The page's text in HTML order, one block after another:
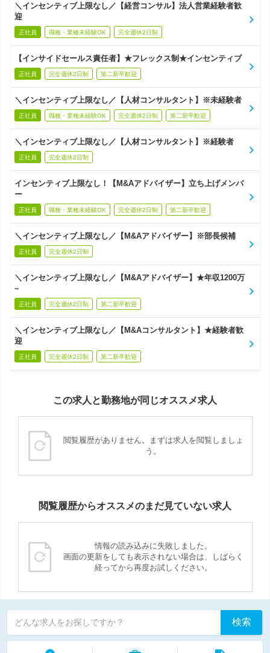
＼インセンティブ上限なし／【経営コンサル】法人営業経験者歓
迎
正社員 職種・業種未経験OK 完全週休2日制
【インサイドセールス責任者】★フレックス制★インセンティブ
正社員 完全週休2日制 第二新卒歓迎
＼インセンティブ上限なし／【人材コンサルタント】※未経験者
正社員 職種・業種未経験OK 完全週休2日制 第二新卒歓迎
＼インセンティブ上限なし／【人材コンサルタント】※経験者
正社員 完全週休2日制
インセンティブ上限なし！【M&Aアドバイザー】立ち上げメンバ
ー
正社員 職種・業種未経験OK 完全週休2日制 第二新卒歓迎
＼インセンティブ上限なし／【M&Aアドバイザー】※部長候補
正社員 完全週休2日制
＼インセンティブ上限なし／【M&Aアドバイザー】★年収1200万
~
正社員 完全週休2日制 第二新卒歓迎
＼インセンティブ上限なし／【M&Aコンサルタント】★経験者歓
迎
正社員 完全週休2日制 第二新卒歓迎
この求人と勤務地が同じオススメ求人
閲覧履歴がありません。まずは求人を閲覧しましょ
う。
閲覧履歴からオススメのまだ見ていない求人
情報の読み込みに失敗しました。
画面の更新をしても表示されない場合は、しばらく
経ってから再度お試しください。
どんな求人をお探しですか？ 検索